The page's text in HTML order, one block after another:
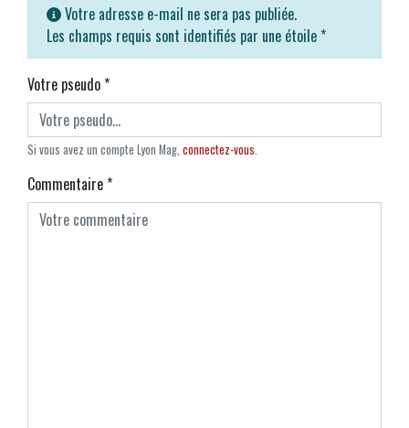
Votre adresse e-mail ne sera pas publiée.
Les champs requis sont identifiés par une étoile *
Votre pseudo*
Si vous avez un compte Lyon Mag, connectez-vous
Commentaire*